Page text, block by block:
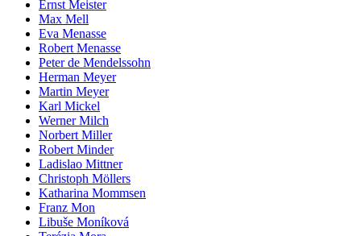
Ernst Meister
Max Mell
Eva Menasse
Robert Menasse
Peter de Mendelssohn
Herman Meyer
Martin Meyer
Karl Mickel
Werner Milch
Norbert Miller
Robert Minder
Ladislao Mittner
Christoph Möllers
Katharina Mommsen
Franz Mon
Libuše Moníková